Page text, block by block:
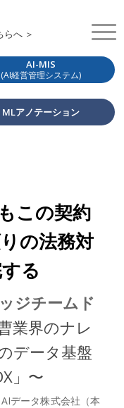
らへ ＞
AI-MIS
(AI経営管理システム)
MLアノテーション
この契約
の法務対
る
ジチームド
業界のナレ
データ基盤
」〜
データ株式会社（本